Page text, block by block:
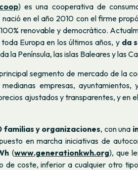
) es una cooperativa de
en el año 2010 con el firme
renovable y democrático.
Europa en los últimos años, y da
la Península, las islas Baleares y las
segmento de mercado de la
empresas, ayuntamientos,
ajustados y transparentes, y en
familias y organizaciones, con una
en marcha iniciativas de
(www.generationkwh.org), que
de coste, inferior a cualquier otro